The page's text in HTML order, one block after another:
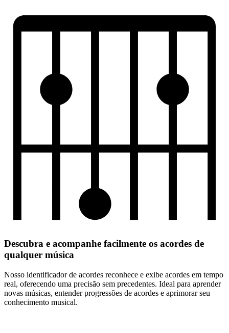
Descubra e acompanhe facilmente os acordes de
qualquer música
Nosso identificador de acordes reconhece e exibe acordes em tempo
real, oferecendo uma precisão sem precedentes. Ideal para aprender
novas músicas, entender progressões de acordes e aprimorar seu
conhecimento musical.